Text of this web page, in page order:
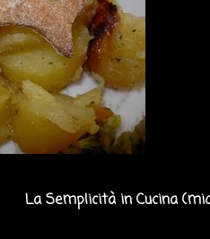
La Semplicità in Cucina